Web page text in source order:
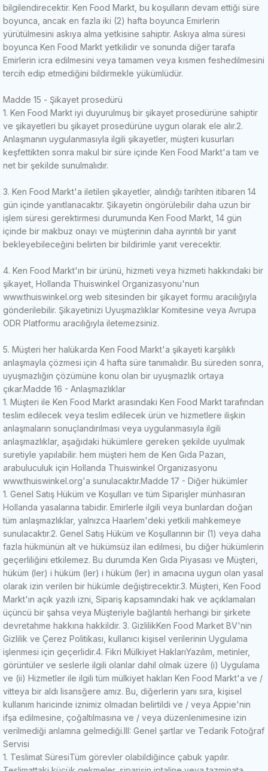
bilgilendirecektir. Ken Food Markt, bu koşulların devam ettiği süre
boyunca, ancak en fazla iki (2) hafta boyunca Emirlerin
yürütülmesini askıya alma yetkisine sahiptir. Askıya alma süresi
boyunca Ken Food Markt yetkilidir ve sonunda diğer tarafa
Emirlerin icra edilmesini veya tamamen veya kısmen feshedilmesini
tercih edip etmediğini bildirmekle yükümlüdür.
Madde 15 - Şikayet prosedürü
1. Ken Food Markt iyi duyurulmuş bir şikayet prosedürüne sahiptir
ve şikayetleri bu şikayet prosedürüne uygun olarak ele alır.2.
Anlaşmanın uygulanmasıyla ilgili şikayetler, müşteri kusurları
keşfettikten sonra makul bir süre içinde Ken Food Markt'a tam ve
net bir şekilde sunulmalıdır.
3. Ken Food Markt'a iletilen şikayetler, alındığı tarihten itibaren 14
gün içinde yanıtlanacaktır. Şikayetin öngörülebilir daha uzun bir
işlem süresi gerektirmesi durumunda Ken Food Markt, 14 gün
içinde bir makbuz onayı ve müşterinin daha ayrıntılı bir yanıt
bekleyebileceğini belirten bir bildirimle yanıt verecektir.
4. Ken Food Markt'ın bir ürünü, hizmeti veya hizmeti hakkındaki bir
şikayet, Hollanda Thuiswinkel Organizasyonu'nun
www.thuiswinkel.org web sitesinden bir şikayet formu aracılığıyla
gönderilebilir. Şikayetinizi Uyuşmazlıklar Komitesine veya Avrupa
ODR Platformu aracılığıyla iletemezsiniz.
5. Müşteri her halükarda Ken Food Markt'a şikayeti karşılıklı
anlaşmayla çözmesi için 4 hafta süre tanımalıdır. Bu süreden sonra,
uyuşmazlığın çözümüne konu olan bir uyuşmazlık ortaya
çıkar.Madde 16 - Anlaşmazlıklar
1. Müşteri ile Ken Food Markt arasındaki Ken Food Markt tarafından
teslim edilecek veya teslim edilecek ürün ve hizmetlere ilişkin
anlaşmaların sonuçlandırılması veya uygulanmasıyla ilgili
anlaşmazlıklar, aşağıdaki hükümlere gereken şekilde uyulmak
suretiyle yapılabilir. hem müşteri hem de Ken Gıda Pazarı,
arabuluculuk için Hollanda Thuiswinkel Organizasyonu
www.thuiswinkel.org'a sunulacaktır.Madde 17 - Diğer hükümler
1. Genel Satış Hüküm ve Koşulları ve tüm Siparişler münhasıran
Hollanda yasalarına tabidir. Emirlerle ilgili veya bunlardan doğan
tüm anlaşmazlıklar, yalnızca Haarlem'deki yetkili mahkemeye
sunulacaktır.2. Genel Satış Hüküm ve Koşullarının bir (1) veya daha
fazla hükmünün alt ve hükümsüz ilan edilmesi, bu diğer hükümlerin
geçerliliğini etkilemez. Bu durumda Ken Gıda Piyasası ve Müşteri,
hüküm (ler) i hüküm (ler) i hüküm (ler) in amacına uygun olan yasal
olarak izin verilen bir hükümle değiştirecektir.3. Müşteri, Ken Food
Markt'ın açık yazılı izni, Sipariş kapsamındaki hak ve açıklamaları
üçüncü bir şahsa veya Müşteriyle bağlantılı herhangi bir şirkete
devretahme hakkına hakkildir. 3. GizlilikKen Food Market BV'nin
Gizlilik ve Çerez Politikası, kullanıcı kişisel verilerinin Uygulama
işlenmesi için geçerlidir.4. Fikri Mülkiyet HaklarıYazılım, metinler,
görüntüler ve seslerle ilgili olanlar dahil olmak üzere (i) Uygulama
ve (ii) Hizmetler ile ilgili tüm mülkiyet hakları Ken Food Markt'a ve /
vitteya bir aldı lisansğere amız. Bu, diğerlerin yanı sıra, kişisel
kullanım haricinde iznimiz olmadan belirtildi ve / veya Appie'nin
ifşa edilmesine, çoğaltılmasına ve / veya düzenlenimesine izin
verilmediği anlamna gelmediği.III: Genel şartlar ve Tedarik Fotoğraf
Servisi
1. Teslimat SüresiTüm görevler olabildiğince çabuk yapılır.